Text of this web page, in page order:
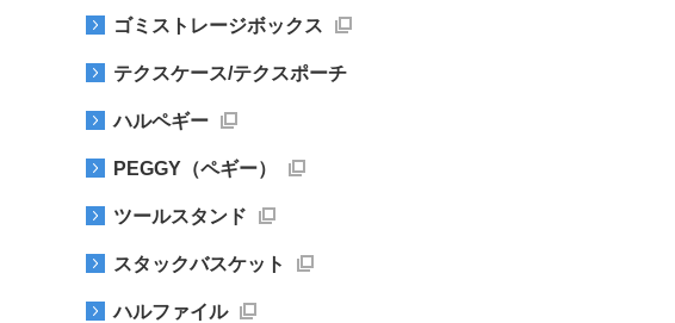
ゴミストレージボックス
テクスケース/テクスポーチ
ハルペギー
PEGGY（ペギー）
ツールスタンド
スタックバスケット
ハルファイル